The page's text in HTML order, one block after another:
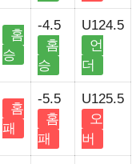
홈
승
-4.5
홈
승
U124.5
언
더
홈
패
-5.5
홈
패
U125.5
오
버